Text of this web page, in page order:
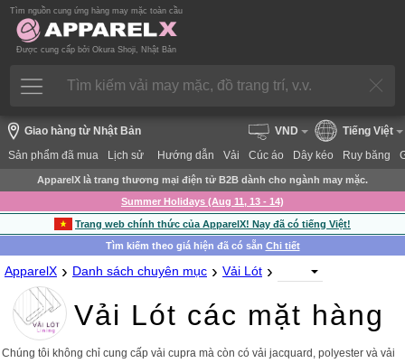
Tìm nguồn cung ứng hàng may mặc toàn cầu
Được cung cấp bởi Okura Shoji, Nhật Bản
Giao hàng từ Nhật Bản
Sản phẩm đã mua
Lịch sử Hướng dẫn Vải Cúc áo Dây kéo Ruy băng
VND Tiếng Việt
ApparelX là trang thương mại điện tử B2B dành cho ngành may mặc.
Summer Holidays (Aug 11, 13 - 14)
Trang web chính thức của ApparelX! Nay đã có tiếng Việt!
Tìm kiếm theo giá hiện đã có sẵn Chi tiết
ApparelX › Danh sách chuyên mục › Vải Lót ›
Vải Lót các mặt hàng
Chúng tôi không chỉ cung cấp vải cupra mà còn có vải jacquard, polyester và vải